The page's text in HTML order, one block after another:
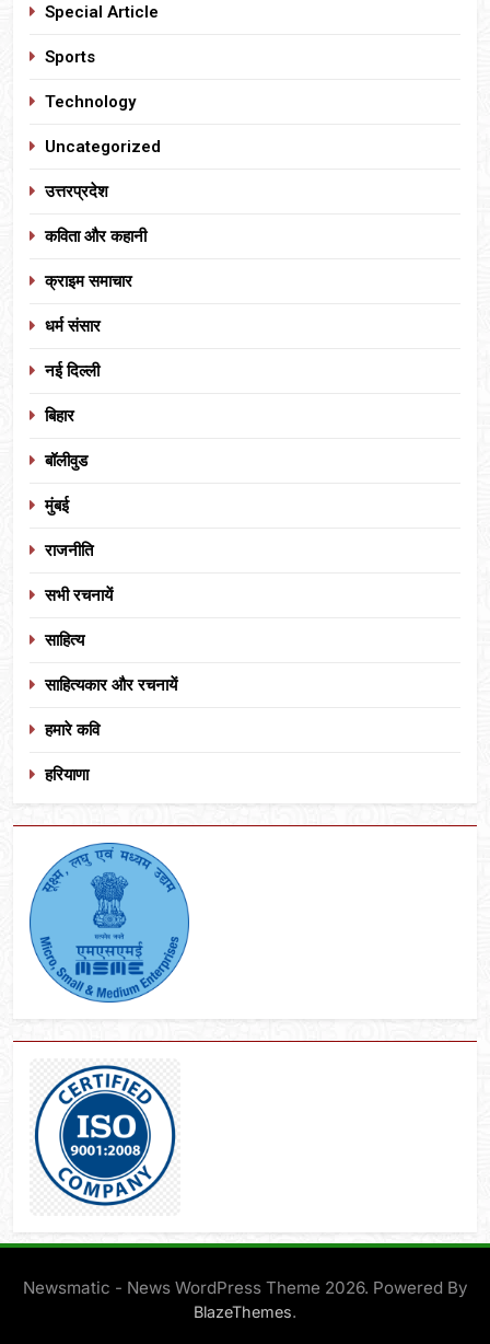
Special Article
Sports
Technology
Uncategorized
उत्तरप्रदेश
कविता और कहानी
क्राइम समाचार
धर्म संसार
नई दिल्ली
बिहार
बॉलीवुड
मुंबई
राजनीति
सभी रचनायें
साहित्य
साहित्यकार और रचनायें
हमारे कवि
हरियाणा
Newsmatic - News WordPress Theme 2026. Powered By
BlazeThemes.